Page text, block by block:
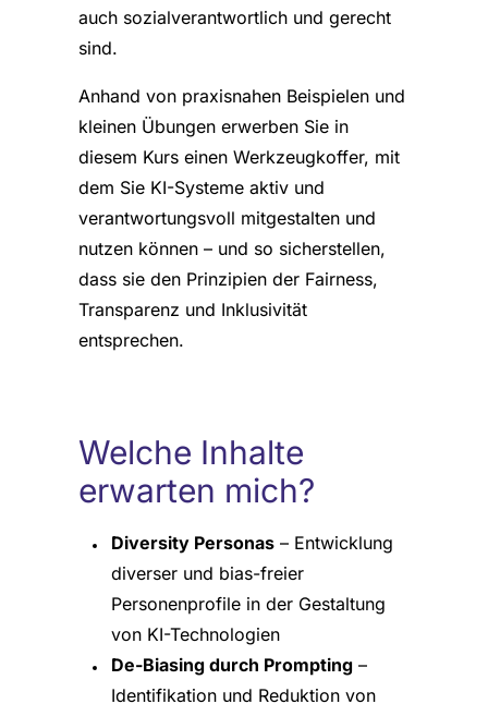
auch sozialverantwortlich und gerecht
sind.
Anhand von praxisnahen Beispielen und
kleinen Übungen erwerben Sie in
diesem Kurs einen Werkzeugkoffer, mit
dem Sie KI-Systeme aktiv und
verantwortungsvoll mitgestalten und
nutzen können – und so sicherstellen,
dass sie den Prinzipien der Fairness,
Transparenz und Inklusivität
entsprechen.
Welche Inhalte
erwarten mich?
Diversity Personas – Entwicklung
diverser und bias-freier
Personenprofile in der Gestaltung
von KI-Technologien
De-Biasing durch Prompting –
Identifikation und Reduktion von